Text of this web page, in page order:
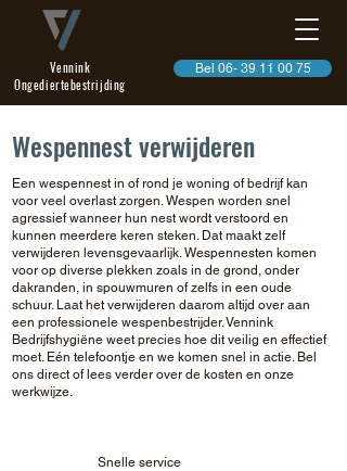
Bel 06- 39 11 00 75
Vennink
Ongediertebestrijding
Wespennest verwijderen
Een wespennest in of rond je woning of bedrijf kan
voor veel overlast zorgen. Wespen worden snel
agressief wanneer hun nest wordt verstoord en
kunnen meerdere keren steken. Dat maakt zelf
verwijderen levensgevaarlijk. Wespennesten komen
voor op diverse plekken zoals in de grond, onder
dakranden, in spouwmuren of zelfs in een oude
schuur. Laat het verwijderen daarom altijd over aan
een professionele wespenbestrijder. Vennink
Bedrijfshygiëne weet precies hoe dit veilig en effectief
moet. Eén telefoontje en we komen snel in actie. Bel
ons direct of lees verder over de kosten en onze
werkwijze.
Snelle service